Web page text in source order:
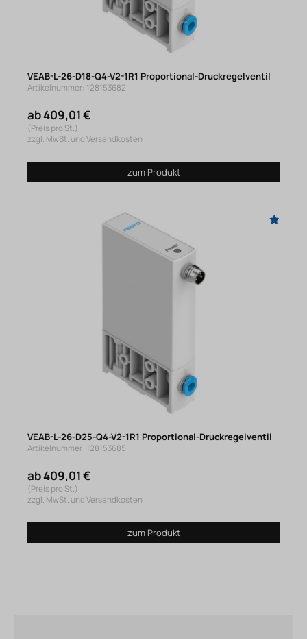
VEAB-L-26-D18-Q4-V2-1R1 Proportional-Druckregelventil
Artikelnummer: 128153682
ab 409,01 €
(Preis pro St.)
zzgl. MwSt. und Versandkosten
zum Produkt
VEAB-L-26-D25-Q4-V2-1R1 Proportional-Druckregelventil
Artikelnummer: 128153685
ab 409,01 €
(Preis pro St.)
zzgl. MwSt. und Versandkosten
zum Produkt